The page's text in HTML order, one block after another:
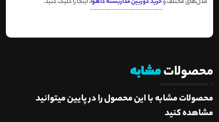
محصولاتمشابه
محصولات مشابه با این محصول را در پایین میتوانید
مشاهده کنید